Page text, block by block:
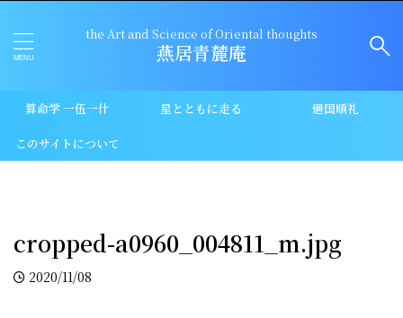
the Art and Science of Oriental thoughts
燕居青麓庵
算命学 一伍一什 星とともに走る 廻国順礼
このサイトについて
cropped-a0960_004811_m.jpg
2020/11/08